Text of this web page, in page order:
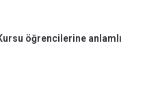
öğrencilerine anlamlı